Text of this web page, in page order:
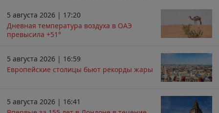
5 августа 2026 | 17:20
Дневная температура воздуха в ОАЭ
превысила +51°
5 августа 2026 | 16:59
Европейские столицы бьют рекорды жары
5 августа 2026 | 16:41